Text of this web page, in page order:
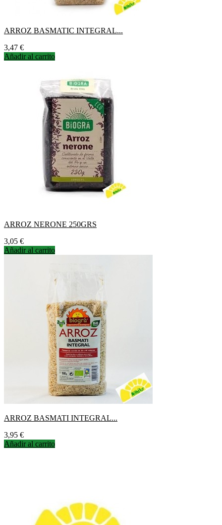
ARROZ BASMATIC INTEGRAL...
Precio
3,47 €
Añadir al carrito
ARROZ NERONE 250GRS
Precio
3,05 €
Añadir al carrito
ARROZ BASMATI INTEGRAL...
Precio
3,95 €
Añadir al carrito